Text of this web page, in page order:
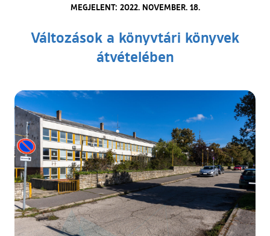
MEGJELENT: 2022. NOVEMBER. 18.
Változások a könyvtári könyvek
átvételében